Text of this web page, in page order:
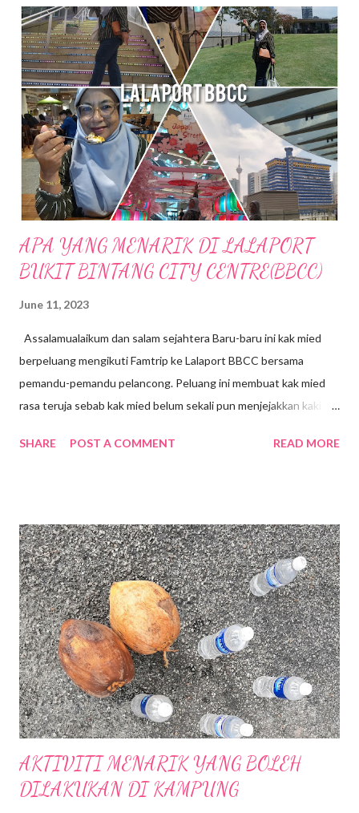
kabin pertama di Batu Kurau. Berhampiran Gunung Sempeneh ,
sungai dan hutan sudah tentu menjanjikan penginapan yang
nyaman dan dekat dengan alam semulajadi . Ketika k.mied tiba di
Sempeneh Riverfront, hujan turun dengan lebat sekali, sungai
berhampiran chalet yang tadinya tenang kini di melimpah dengan
air dari bukit. Bila air semakin deras kedengaran siren amaran di
bunyikan untuk memberi amaran pada pengunjung supaya j...
APA YANG MENARIK DI LALAPORT
BUKIT BINTANG CITY CENTRE(BBCC)
June 11, 2023
Assalamualaikum dan salam sejahtera Baru-baru ini kak mied
berpeluang mengikuti Famtrip ke Lalaport BBCC bersama
pemandu-pemandu pelancong. Peluang ini membuat kak mied
rasa teruja sebab kak mied belum sekali pun menjejakkan kaki ke
Terletak di tengah-tengah Bandar, kawasan Bukit Bintang.
masuk atau pintu gerbang Penjara Pudu masih dikekalkan
sebagai tinggalan sejarah lalu. Mall ini mengenengahkan konsep
" Modern Simplicity" yang sinonim dengan tradisi Jepun dengan
gabungan fasiliti komersial, pejabat , kediaman, hotel dan lain-
lain. Merupakan fasiliti luar negara yang pertama di Asia
Tenggara oleh Mitsui Fudosan Co. Ltd.(Mitsui Fudosan) .
Terdapat 400 kedai untuk penyewaaan di Mall ini, serta
penampilan kedai-keda...
SHARE POST A COMMENT READ MORE
AKTIVITI MENARIK YANG BOLEH
DILAKUKAN DI KAMPUNG